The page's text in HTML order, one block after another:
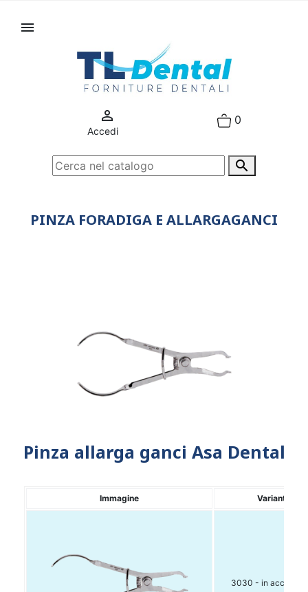



Accedi
0
PINZA FORADIGA E ALLARGAGANCI
Pinza allarga ganci Asa Dental
Immagine Variante
3030 - in acciaio